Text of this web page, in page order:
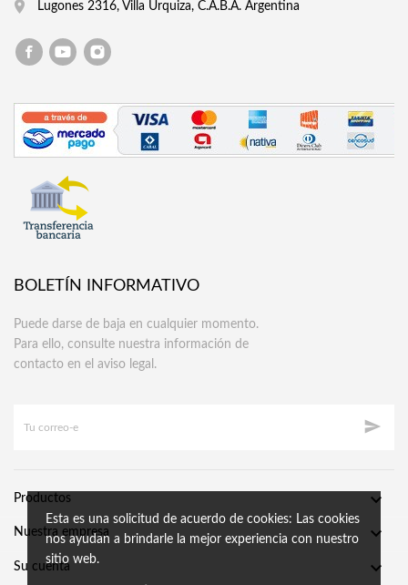
Lugones 2316, Villa Urquiza, C.A.B.A. Argentina
BOLETÍN INFORMATIVO
Puede darse de baja en cualquier momento.
Para ello, consulte nuestra información de
contacto en el aviso legal.

Productos 
Nuestra empresa 
Su cuenta 
Esta es una solicitud de acuerdo de cookies: Las cookies
nos ayudan a brindarle la mejor experiencia con nuestro
sitio web.